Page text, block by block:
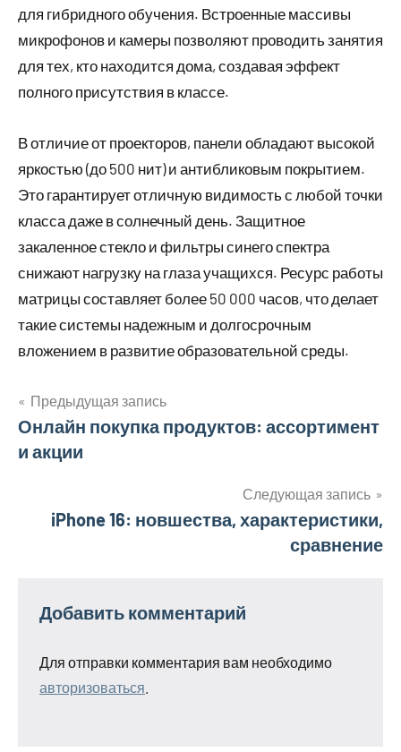
для гибридного обучения. Встроенные массивы
микрофонов и камеры позволяют проводить занятия
для тех, кто находится дома, создавая эффект
полного присутствия в классе.
В отличие от проекторов, панели обладают высокой
яркостью (до 500 нит) и антибликовым покрытием.
Это гарантирует отличную видимость с любой точки
класса даже в солнечный день. Защитное
закаленное стекло и фильтры синего спектра
снижают нагрузку на глаза учащихся. Ресурс работы
матрицы составляет более 50 000 часов, что делает
такие системы надежным и долгосрочным
вложением в развитие образовательной среды.
Навигация
по
Предыдущая запись
Онлайн покупка продуктов: ассортимент
и акции
Следующая запись
iPhone 16: новшества, характеристики,
сравнение
Добавить комментарий
Для отправки комментария вам необходимо
авторизоваться